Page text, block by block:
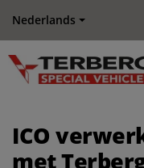
Nederlands
ICO
met